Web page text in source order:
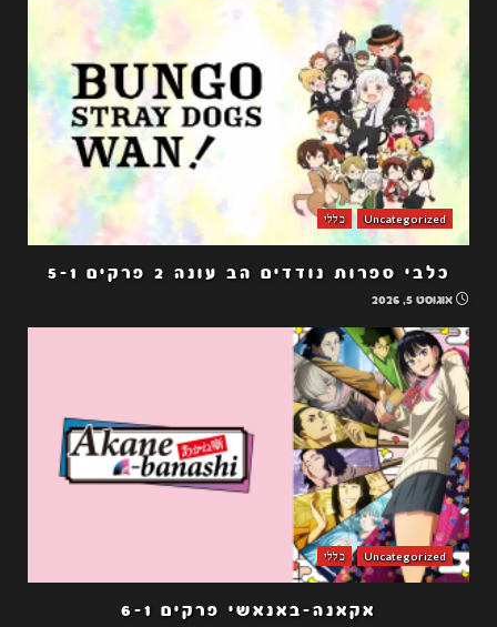
Uncategorized כללי
כלבי ספרות נודדים הב עונה 2 פרקים 5-1
אוגוסט 5, 2026
Uncategorized כללי
אקאנה-באנאשי פרקים 6-1